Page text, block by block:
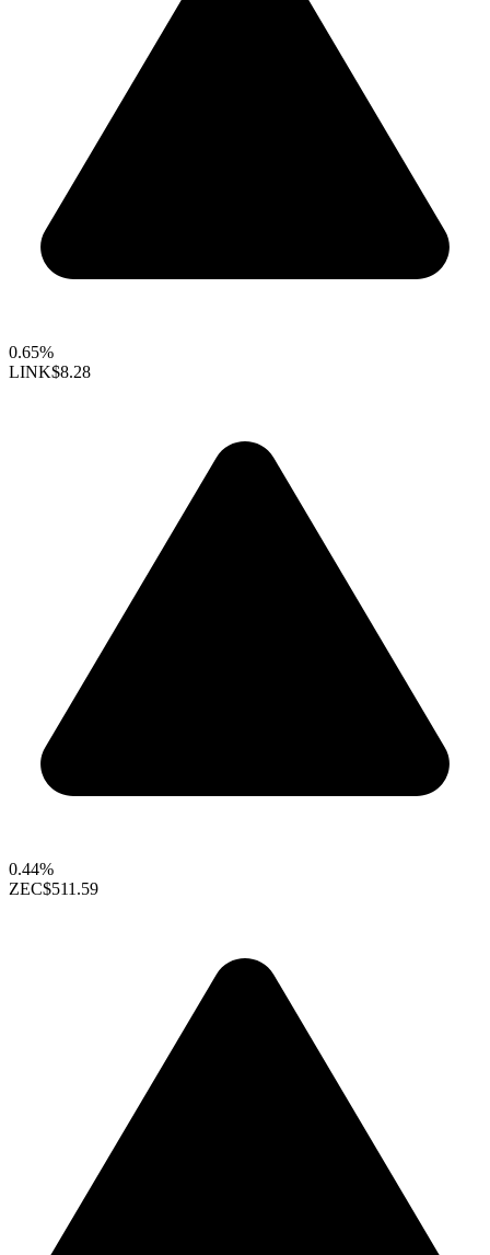
0.65%
LINK$8.28
0.44%
ZEC$511.59